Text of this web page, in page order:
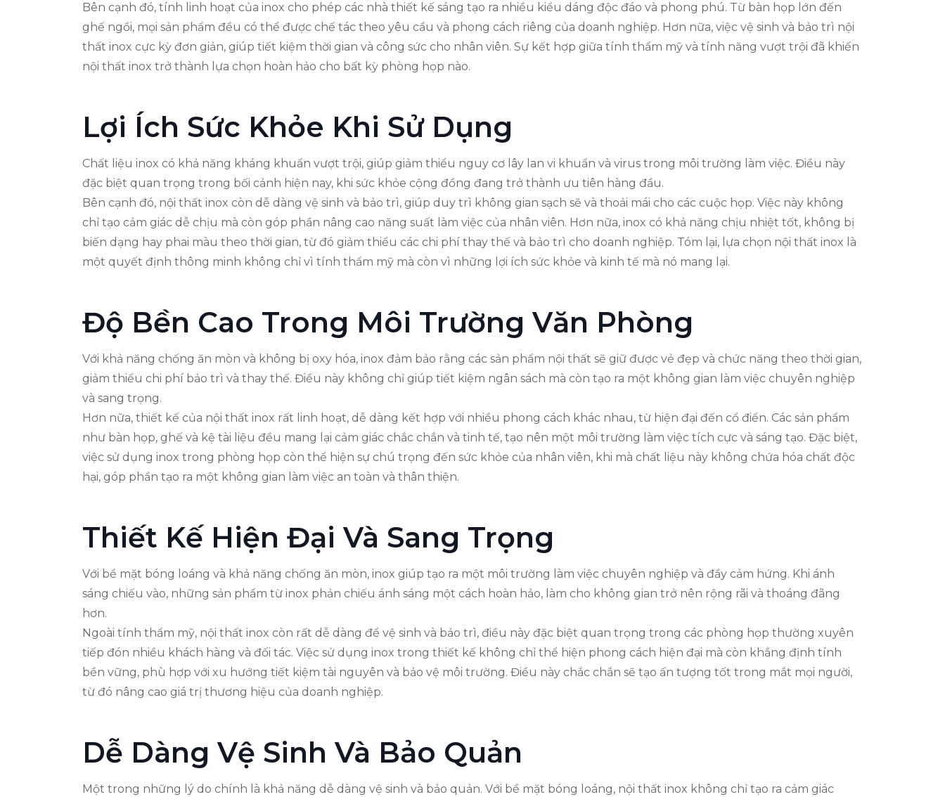
Bên cạnh đó, tính linh hoạt của inox cho phép các nhà thiết kế sáng tạo ra nhiều kiểu dáng độc đáo và phong phú. Từ bàn họp lớn đến
ghế ngồi, mọi sản phẩm đều có thể được chế tác theo yêu cầu và phong cách riêng của doanh nghiệp. Hơn nữa, việc vệ sinh và bảo trì nội
thất inox cực kỳ đơn giản, giúp tiết kiệm thời gian và công sức cho nhân viên. Sự kết hợp giữa tính thẩm mỹ và tính năng vượt trội đã khiến
nội thất inox trở thành lựa chọn hoàn hảo cho bất kỳ phòng họp nào.
Lợi Ích Sức Khỏe Khi Sử Dụng
Chất liệu inox có khả năng kháng khuẩn vượt trội, giúp giảm thiểu nguy cơ lây lan vi khuẩn và virus trong môi trường làm việc. Điều này
đặc biệt quan trọng trong bối cảnh hiện nay, khi sức khỏe cộng đồng đang trở thành ưu tiên hàng đầu.
Bên cạnh đó, nội thất inox còn dễ dàng vệ sinh và bảo trì, giúp duy trì không gian sạch sẽ và thoải mái cho các cuộc họp. Việc này không
chỉ tạo cảm giác dễ chịu mà còn góp phần nâng cao năng suất làm việc của nhân viên. Hơn nữa, inox có khả năng chịu nhiệt tốt, không bị
biến dạng hay phai màu theo thời gian, từ đó giảm thiểu các chi phí thay thế và bảo trì cho doanh nghiệp. Tóm lại, lựa chọn nội thất inox là
một quyết định thông minh không chỉ vì tính thẩm mỹ mà còn vì những lợi ích sức khỏe và kinh tế mà nó mang lại.
Độ Bền Cao Trong Môi Trường Văn Phòng
Với khả năng chống ăn mòn và không bị oxy hóa, inox đảm bảo rằng các sản phẩm nội thất sẽ giữ được vẻ đẹp và chức năng theo thời gian,
giảm thiểu chi phí bảo trì và thay thế. Điều này không chỉ giúp tiết kiệm ngân sách mà còn tạo ra một không gian làm việc chuyên nghiệp
và sang trọng.
Hơn nữa, thiết kế của nội thất inox rất linh hoạt, dễ dàng kết hợp với nhiều phong cách khác nhau, từ hiện đại đến cổ điển. Các sản phẩm
như bàn họp, ghế và kệ tài liệu đều mang lại cảm giác chắc chắn và tinh tế, tạo nên một môi trường làm việc tích cực và sáng tạo. Đặc biệt,
việc sử dụng inox trong phòng họp còn thể hiện sự chú trọng đến sức khỏe của nhân viên, khi mà chất liệu này không chứa hóa chất độc
hại, góp phần tạo ra một không gian làm việc an toàn và thân thiện.
Thiết Kế Hiện Đại Và Sang Trọng
Với bề mặt bóng loáng và khả năng chống ăn mòn, inox giúp tạo ra một môi trường làm việc chuyên nghiệp và đầy cảm hứng. Khi ánh
sáng chiếu vào, những sản phẩm từ inox phản chiếu ánh sáng một cách hoàn hảo, làm cho không gian trở nên rộng rãi và thoáng đãng
hơn.
Ngoài tính thẩm mỹ, nội thất inox còn rất dễ dàng để vệ sinh và bảo trì, điều này đặc biệt quan trọng trong các phòng họp thường xuyên
tiếp đón nhiều khách hàng và đối tác. Việc sử dụng inox trong thiết kế không chỉ thể hiện phong cách hiện đại mà còn khẳng định tính
bền vững, phù hợp với xu hướng tiết kiệm tài nguyên và bảo vệ môi trường. Điều này chắc chắn sẽ tạo ấn tượng tốt trong mắt mọi người,
từ đó nâng cao giá trị thương hiệu của doanh nghiệp.
Dễ Dàng Vệ Sinh Và Bảo Quản
Một trong những lý do chính là khả năng dễ dàng vệ sinh và bảo quản. Với bề mặt bóng loáng, nội thất inox không chỉ tạo ra cảm giác